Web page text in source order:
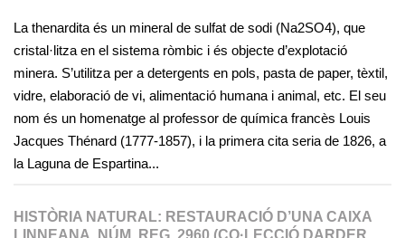
La thenardita és un mineral de sulfat de sodi (Na2SO4), que
cristal·litza en el sistema ròmbic i és objecte d’explotació
minera. S’utilitza per a detergents en pols, pasta de paper, tèxtil,
vidre, elaboració de vi, alimentació humana i animal, etc. El seu
nom és un homenatge al professor de química francès Louis
Jacques Thénard (1777-1857), i la primera cita seria de 1826, a
la Laguna de Espartina...
HISTÒRIA NATURAL: RESTAURACIÓ D’UNA CAIXA
LINNEANA. NÚM. REG. 2960 (CO·LECCIÓ DARDER,